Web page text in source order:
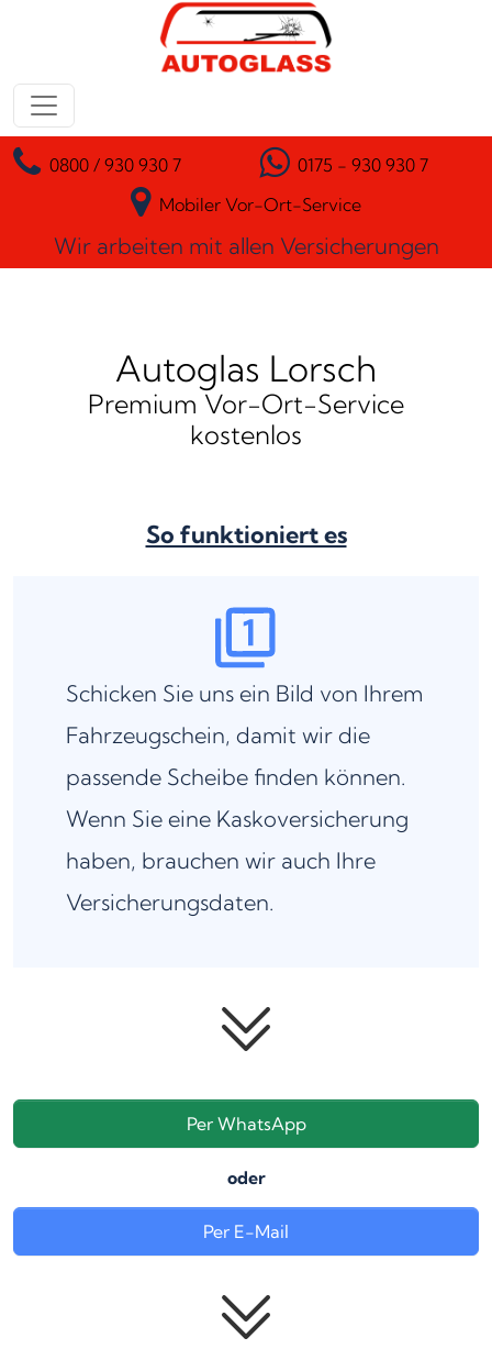
Zum Inhalt springen
Hauptnavigation
0800 / 930 930 7
0175 - 930 930 7
Mobiler Vor-Ort-Service
Wir arbeiten mit allen Versicherungen
Autoglas Lorsch
Premium Vor-Ort-Service
kostenlos
So funktioniert es
Schicken Sie uns ein Bild von Ihrem
Fahrzeugschein, damit wir die
passende Scheibe finden können.
Wenn Sie eine Kaskoversicherung
haben, brauchen wir auch Ihre
Versicherungsdaten.
Per WhatsApp
oder
Per E-Mail